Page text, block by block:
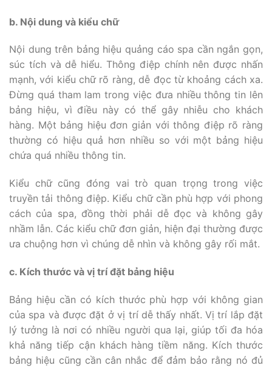
b. Nội dung và kiểu chữ
Nội dung trên bảng hiệu quảng cáo spa cần ngắn gọn,
súc tích và dễ hiểu. Thông điệp chính nên được nhấn
mạnh, với kiểu chữ rõ ràng, dễ đọc từ khoảng cách xa.
Đừng quá tham lam trong việc đưa nhiều thông tin lên
bảng hiệu, vì điều này có thể gây nhiễu cho khách
hàng. Một bảng hiệu đơn giản với thông điệp rõ ràng
thường có hiệu quả hơn nhiều so với một bảng hiệu
chứa quá nhiều thông tin.
Kiểu chữ cũng đóng vai trò quan trọng trong việc
truyền tải thông điệp. Kiểu chữ cần phù hợp với phong
cách của spa, đồng thời phải dễ đọc và không gây
nhầm lẫn. Các kiểu chữ đơn giản, hiện đại thường được
ưa chuộng hơn vì chúng dễ nhìn và không gây rối mắt.
c. Kích thước và vị trí đặt bảng hiệu
Bảng hiệu cần có kích thước phù hợp với không gian
của spa và được đặt ở vị trí dễ thấy nhất. Vị trí lắp đặt
lý tưởng là nơi có nhiều người qua lại, giúp tối đa hóa
khả năng tiếp cận khách hàng tiềm năng. Kích thước
bảng hiệu cũng cần cân nhắc để đảm bảo rằng nó đủ